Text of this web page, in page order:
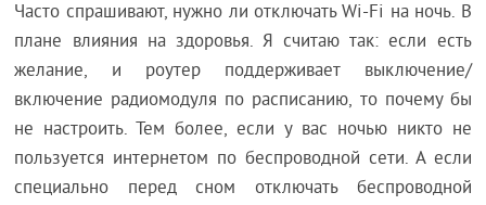
Часто спрашивают, нужно ли отключать Wi-Fi на ночь. В
плане влияния на здоровья. Я считаю так: если есть
желание, и роутер поддерживает выключение/
включение радиомодуля по расписанию, то почему бы
не настроить. Тем более, если у вас ночью никто не
пользуется интернетом по беспроводной сети. А если
специально перед сном отключать беспроводной